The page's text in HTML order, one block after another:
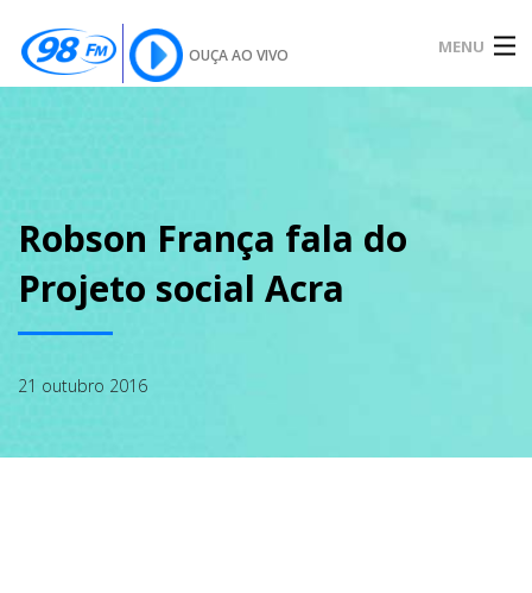
OUÇA AO VIVO MENU
SOBRE
NOTÍCIAS
Robson França fala do
Projeto social Acra
21 outubro 2016